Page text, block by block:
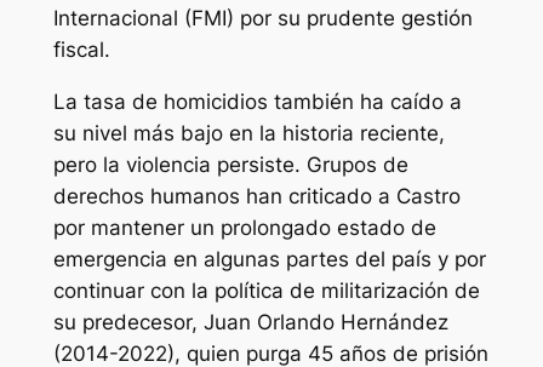
Internacional (FMI) por su prudente gestión
fiscal.
La tasa de homicidios también ha caído a
su nivel más bajo en la historia reciente,
pero la violencia persiste. Grupos de
derechos humanos han criticado a Castro
por mantener un prolongado estado de
emergencia en algunas partes del país y por
continuar con la política de militarización de
su predecesor, Juan Orlando Hernández
(2014-2022), quien purga 45 años de prisión